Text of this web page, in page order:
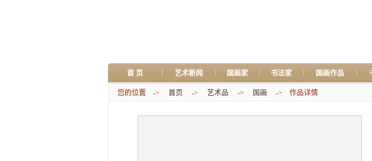
首 页 艺术新闻 国画家 书法家 国画作品
您的位置 -> 首页 -> 艺术品 -> 国画 -> 作品详情